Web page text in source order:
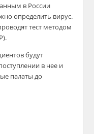
в России
определить вирус.
тест методом
будут
в нее и
палаты до